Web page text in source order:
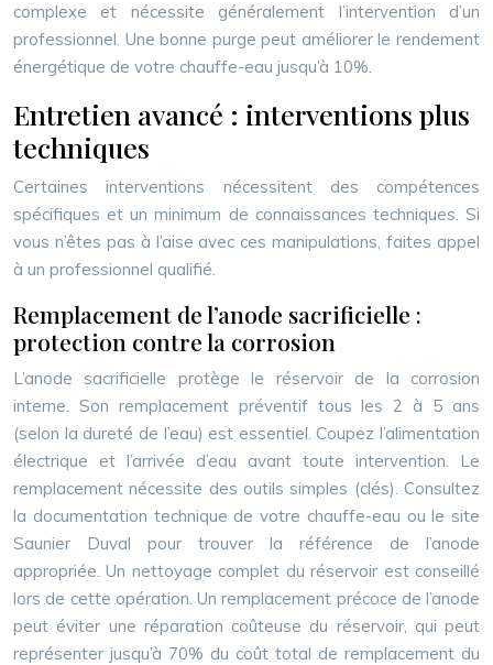
complexe et nécessite généralement l’intervention d’un
professionnel. Une bonne purge peut améliorer le rendement
énergétique de votre chauffe-eau jusqu’à 10%.
Entretien avancé : interventions plus
techniques
Certaines interventions nécessitent des compétences
spécifiques et un minimum de connaissances techniques. Si
vous n’êtes pas à l’aise avec ces manipulations, faites appel
à un professionnel qualifié.
Remplacement de l’anode sacrificielle :
protection contre la corrosion
L’anode sacrificielle protège le réservoir de la corrosion
interne. Son remplacement préventif tous les 2 à 5 ans
(selon la dureté de l’eau) est essentiel. Coupez l’alimentation
électrique et l’arrivée d’eau avant toute intervention. Le
remplacement nécessite des outils simples (clés). Consultez
la documentation technique de votre chauffe-eau ou le site
Saunier Duval pour trouver la référence de l’anode
appropriée. Un nettoyage complet du réservoir est conseillé
lors de cette opération. Un remplacement précoce de l’anode
peut éviter une réparation coûteuse du réservoir, qui peut
représenter jusqu’à 70% du coût total de remplacement du